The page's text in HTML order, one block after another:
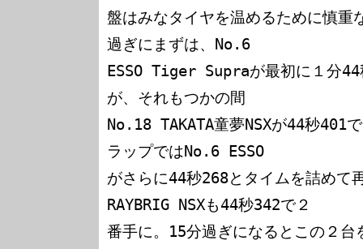
盤はみなタイヤを温めるために慎重
過ぎにまずは、No.6
ESSO Tiger Supraが最初に１分44
が、それもつかの間
No.18 TAKATA童夢NSXが44秒401
ラップではNo.6 ESSO
がさらに44秒268とタイムを詰めて
RAYBRIG NSXも44秒342で２
番手に。15分過ぎになるとこの２